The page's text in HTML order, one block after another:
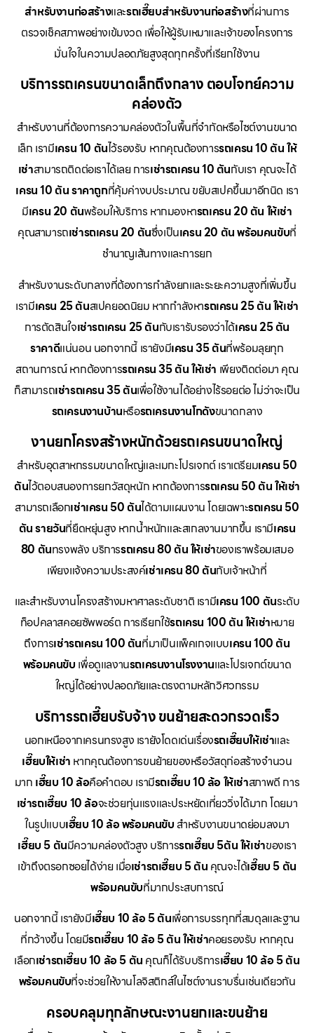
สำหรับงานก่อสร้างและรถเฮี๊ยบสำหรับงานก่อสร้างที่ผ่านการ
ตรวจเช็คสภาพอย่างเข้มงวด เพื่อให้ผู้รับเหมาและเจ้าของโครงการ
มั่นใจในความปลอดภัยสูงสุดทุกครั้งที่เรียกใช้งาน
บริการรถเครนขนาดเล็กถึงกลาง ตอบโจทย์ความ
คล่องตัว
สำหรับงานที่ต้องการความคล่องตัวในพื้นที่จำกัดหรือไซต์งานขนาด
เล็ก เรามีเครน 10 ตันไว้รองรับ หากคุณต้องการรถเครน 10 ตัน ให้
เช่าสามารถติดต่อเราได้เลย การเช่ารถเครน 10 ตันกับเรา คุณจะได้
เครน 10 ตัน ราคาถูกที่คุ้มค่างบประมาณ ขยับสเปคขึ้นมาอีกนิด เรา
มีเครน 20 ตันพร้อมให้บริการ หากมองหารถเครน 20 ตัน ให้เช่า
คุณสามารถเช่ารถเครน 20 ตันซึ่งเป็นเครน 20 ตัน พร้อมคนขับที่
ชำนาญเส้นทางและการยก
สำหรับงานระดับกลางที่ต้องการกำลังยกและระยะความสูงที่เพิ่มขึ้น
เรามีเครน 25 ตันสเปคยอดนิยม หากกำลังหารถเครน 25 ตัน ให้เช่า
การตัดสินใจเช่ารถเครน 25 ตันกับเรารับรองว่าได้เครน 25 ตัน
ราคาดีแน่นอน นอกจากนี้ เรายังมีเครน 35 ตันที่พร้อมลุยทุก
สถานการณ์ หากต้องการรถเครน 35 ตัน ให้เช่า เพียงติดต่อมา คุณ
ก็สามารถเช่ารถเครน 35 ตันเพื่อใช้งานได้อย่างไร้รอยต่อ ไม่ว่าจะเป็น
รถเครนงานบ้านหรือรถเครนงานโกดังขนาดกลาง
งานยกโครงสร้างหนักด้วยรถเครนขนาดใหญ่
สำหรับอุตสาหกรรมขนาดใหญ่และเมกะโปรเจกต์ เราเตรียมเครน 50
ตันไว้ตอบสนองการยกวัสดุหนัก หากต้องการรถเครน 50 ตัน ให้เช่า
สามารถเลือกเช่าเครน 50 ตันได้ตามแผนงาน โดยเฉพาะรถเครน 50
ตัน รายวันที่ยืดหยุ่นสูง หากน้ำหนักและสเกลงานมากขึ้น เรามีเครน
80 ตันทรงพลัง บริการรถเครน 80 ตัน ให้เช่าของเราพร้อมเสมอ
เพียงแจ้งความประสงค์เช่าเครน 80 ตันกับเจ้าหน้าที่
และสำหรับงานโครงสร้างมหาศาลระดับชาติ เรามีเครน 100 ตันระดับ
ท็อปคลาสคอยซัพพอร์ต การเรียกใช้รถเครน 100 ตัน ให้เช่าหมาย
ถึงการเช่ารถเครน 100 ตันที่มาเป็นแพ็คเกจแบบเครน 100 ตัน
พร้อมคนขับ เพื่อดูแลงานรถเครนงานโรงงานและโปรเจกต์ขนาด
ใหญ่ได้อย่างปลอดภัยและตรงตามหลักวิศวกรรม
บริการรถเฮี๊ยบรับจ้าง ขนย้ายสะดวกรวดเร็ว
นอกเหนือจากเครนทรงสูง เรายังโดดเด่นเรื่องรถเฮี๊ยบให้เช่าและ
เฮี๊ยบให้เช่า หากคุณต้องการขนย้ายของหรือวัสดุก่อสร้างจำนวน
มาก เฮี๊ยบ 10 ล้อคือคำตอบ เรามีรถเฮี๊ยบ 10 ล้อ ให้เช่าสภาพดี การ
เช่ารถเฮี๊ยบ 10 ล้อจะช่วยทุ่นแรงและประหยัดเที่ยววิ่งได้มาก โดยมา
ในรูปแบบเฮี๊ยบ 10 ล้อ พร้อมคนขับ สำหรับงานขนาดย่อมลงมา
เฮี๊ยบ 5 ตันมีความคล่องตัวสูง บริการรถเฮี๊ยบ 5ตัน ให้เช่าของเรา
เข้าถึงตรอกซอยได้ง่าย เมื่อเช่ารถเฮี๊ยบ 5 ตัน คุณจะได้เฮี๊ยบ 5 ตัน
พร้อมคนขับที่มากประสบการณ์
นอกจากนี้ เรายังมีเฮี๊ยบ 10 ล้อ 5 ตันเพื่อการบรรทุกที่สมดุลและฐาน
ที่กว้างขึ้น โดยมีรถเฮี๊ยบ 10 ล้อ 5 ตัน ให้เช่าคอยรองรับ หากคุณ
เลือกเช่ารถเฮี๊ยบ 10 ล้อ 5 ตัน คุณก็ได้รับบริการเฮี๊ยบ 10 ล้อ 5 ตัน
พร้อมคนขับที่จะช่วยให้งานโลจิสติกส์ในไซต์งานราบรื่นเช่นเดียวกัน
ครอบคลุมทุกลักษณะงานยกและขนย้าย